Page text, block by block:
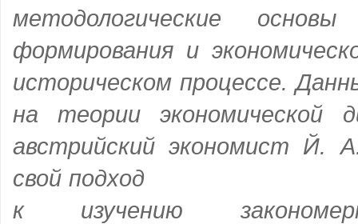
методологические
формирования и
историческом процессе.
на теории экономической
австрийский экономист Й.
свой подход
к изучению